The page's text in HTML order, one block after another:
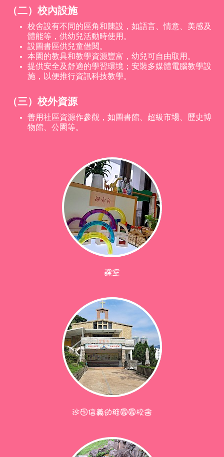
（二）校內設施
校舍設有不同的區角和陳設，如語言、情意、美感及
體能等，供幼兒活動時使用。
設圖書區供兒童借閱。
本園的教具和教學資源豐富，幼兒可自由取用。
提供安全及舒適的學習環境；安裝多媒體電腦教學設
施，以便推行資訊科技教學。
（三）校外資源
善用社區資源作參觀，如圖書館、超級市場、歷史博
物館、公園等。
課室
沙田信義幼稚園園校舍